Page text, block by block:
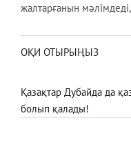
жалтарғанын
ОҚИ ОТЫРЫҢЫЗ
Қазақтар Дубайда да
болып қалады!